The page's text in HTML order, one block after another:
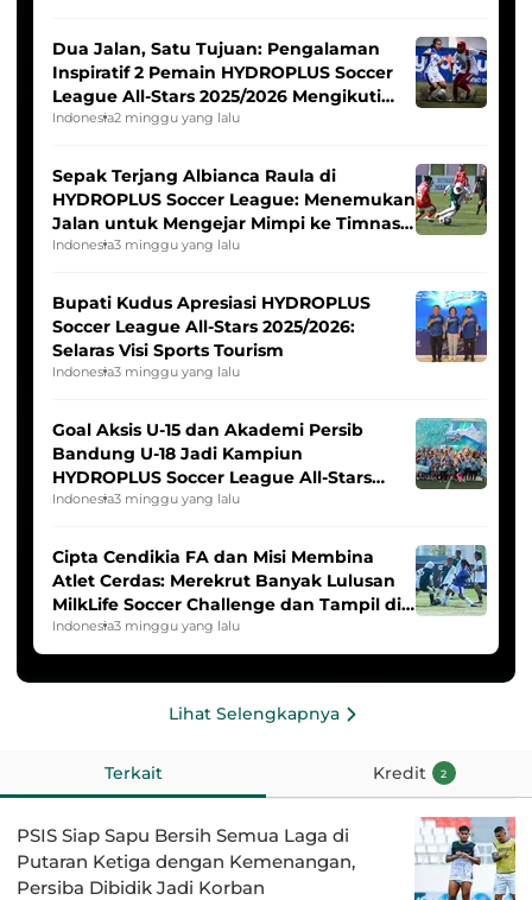
Dua Jalan, Satu Tujuan: Pengalaman
Inspiratif 2 Pemain HYDROPLUS Soccer
League All-Stars 2025/2026 Mengikuti
Seleksi Timnas Indonesia Putri
Indonesia2 minggu yang lalu
Sepak Terjang Albianca Raula di
HYDROPLUS Soccer League: Menemukan
Jalan untuk Mengejar Mimpi ke Timnas
Indonesia Putri
Indonesia3 minggu yang lalu
Bupati Kudus Apresiasi HYDROPLUS
Soccer League All-Stars 2025/2026:
Selaras Visi Sports Tourism
Indonesia3 minggu yang lalu
Goal Aksis U-15 dan Akademi Persib
Bandung U-18 Jadi Kampiun
HYDROPLUS Soccer League All-Stars
2025/2026
Indonesia3 minggu yang lalu
Cipta Cendikia FA dan Misi Membina
Atlet Cerdas: Merekrut Banyak Lulusan
MilkLife Soccer Challenge dan Tampil di
HYDROPLUS Soccer League
Indonesia3 minggu yang lalu
Lihat Selengkapnya
Terkait Kredit 2
PSIS Siap Sapu Bersih Semua Laga di
Putaran Ketiga dengan Kemenangan,
Persiba Dibidik Jadi Korban